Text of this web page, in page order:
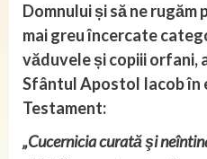
Domnului și să ne
mai greu încercate
văduvele și copiii orfani,
Sfântul Apostol Iacob în
Testament:
„Cucernicia curată şi